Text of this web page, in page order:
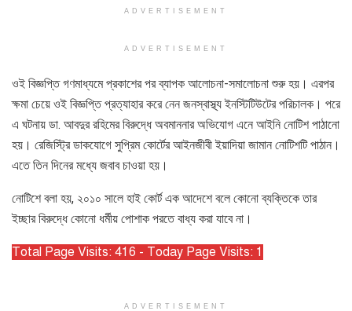
ADVERTISEMENT
ADVERTISEMENT
ওই বিজ্ঞপ্তি গণমাধ্যমে প্রকাশের পর ব্যাপক আলোচনা-সমালোচনা শুরু হয়। এরপর
ক্ষমা চেয়ে ওই বিজ্ঞপ্তি প্রত্যাহার করে নেন জনস্বাস্থ্য ইনস্টিটিউটের পরিচালক। পরে
এ ঘটনায় ডা. আবদুর রহিমের বিরুদ্ধে অবমাননার অভিযোগ এনে আইনি নোটিশ পাঠানো
হয়। রেজিস্ট্রি ডাকযোগে সুপ্রিম কোর্টের আইনজীবী ইয়াদিয়া জামান নোটিশটি পাঠান।
এতে তিন দিনের মধ্যে জবাব চাওয়া হয়।
নোটিশে বলা হয়, ২০১০ সালে হাই কোর্ট এক আদেশে বলে কোনো ব্যক্তিকে তার
ইচ্ছার বিরুদ্ধে কোনো ধর্মীয় পোশাক পরতে বাধ্য করা যাবে না।
Total Page Visits: 416 - Today Page Visits: 1
ADVERTISEMENT